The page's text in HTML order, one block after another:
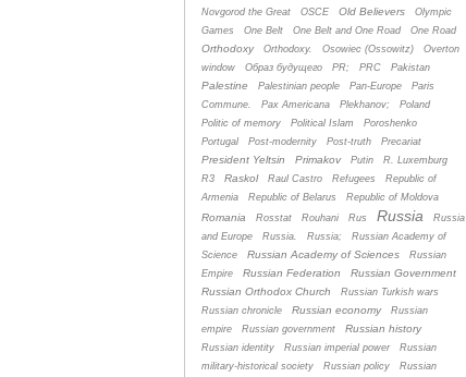
Novgorod the Great
OSCE Old Believers
Olympic
Games
One Belt One Belt and One Road One Road
Orthodoxy Orthodoxy. Osowiec (Ossowitz)
Overton
window
Oбраз будущего PR; PRC Pakistan
Palestine Palestinian people Pan-Europe
Paris
Commune.
Pax Americana Plekhanov;
Poland
Politic of memory
Political Islam
Poroshenko
Portugal
Post-modernity Post-truth Precariat
President Yeltsin Primakov Putin
R. Luxemburg
R3
Raskol Raul Castro Refugees
Republic of
Armenia
Republic of Belarus Republic of Moldova
Romania Rosstat Rouhani Rus Russia
Russia
and Europe
Russia. Russia;
Russian Academy of
Science
Russian Academy of Sciences
Russian
Empire
Russian Federation
Russian Government
Russian Orthodox Church
Russian Turkish wars
Russian chronicle
Russian economy
Russian
empire
Russian government Russian history
Russian identity Russian imperial power
Russian
military-historical society
Russian policy Russian